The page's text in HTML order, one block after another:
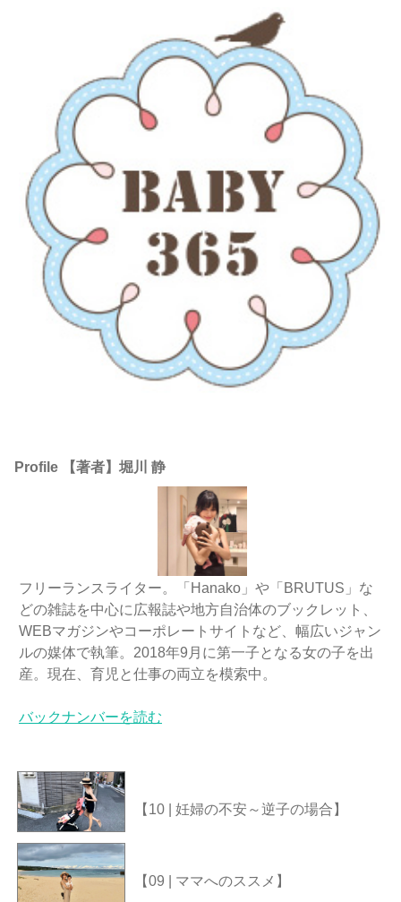
Profile 【著者】堀川 静
フリーランスライター。「Hanako」や「BRUTUS」な
どの雑誌を中心に広報誌や地方自治体のブックレット、
WEBマガジンやコーポレートサイトなど、幅広いジャン
ルの媒体で執筆。2018年9月に第一子となる女の子を出
産。現在、育児と仕事の両立を模索中。
バックナンバーを読む
【10 | 妊婦の不安～逆子の場合】
【09 | ママへのススメ】